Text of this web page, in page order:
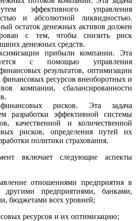
эффективного управления
и абсолютной ликвидностью.
остаток денежных активов должен
с тем, чтобы снизить риск
денежных средств.
прибыли компании. Эта
с помощью управления
результатов, оптимизации
финансовых ресурсов внеоборотных и
компании, сбалансированности
рисков. Эта задача
разработки эффективной системы
качественной и количественной
рисков, определения путей их
политики страхования.
включает следующие аспекты
отношениями предприятия в
предприятиями, банками,
бюджетами всех уровней;
ресурсов и их оптимизацию;